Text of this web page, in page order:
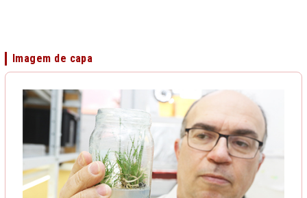
Imagem de capa